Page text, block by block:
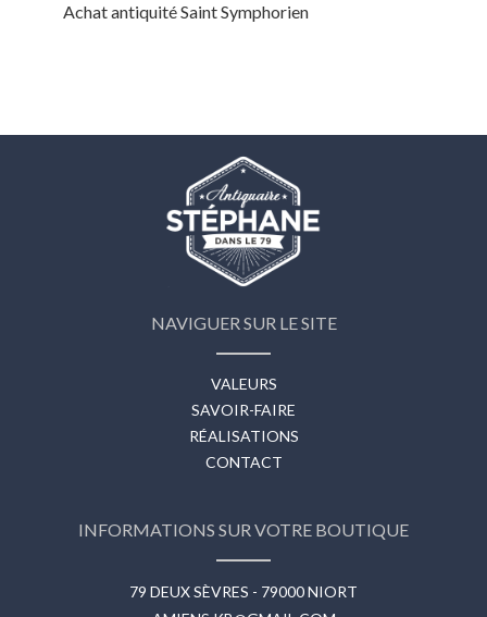
Achat antiquité Saint Symphorien
NAVIGUER SUR LE SITE
VALEURS
SAVOIR-FAIRE
RÉALISATIONS
CONTACT
INFORMATIONS SUR VOTRE BOUTIQUE
79 DEUX SÈVRES - 79000 NIORT